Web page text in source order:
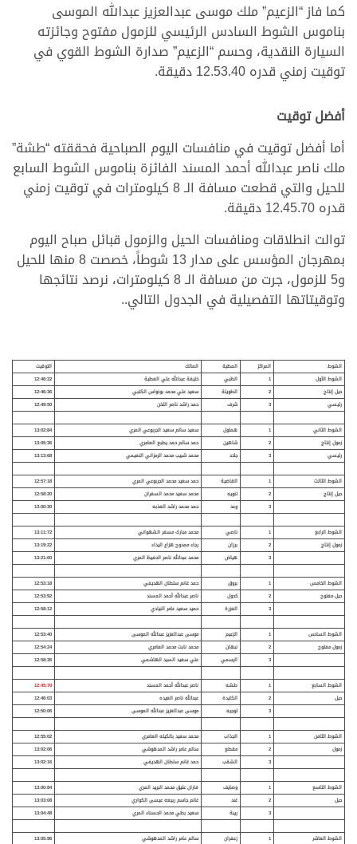
كما فاز “الزعيم” ملك موسى عبدالعزيز عبدالله الموسى
بناموس الشوط السادس الرئيسي للزمول مفتوح وجائزته
السيارة النقدية، وحسم “الزعيم” صدارة الشوط القوي في
توقيت زمني قدره 12.53.40 دقيقة.
أفضل توقيت
أما أفضل توقيت في منافسات اليوم الصباحية فحققته “طشة”
ملك ناصر عبدالله أحمد المسند الفائزة بناموس الشوط السابع
للحيل والتي قطعت مسافة الـ 8 كيلومترات في توقيت زمني
قدره 12.45.70 دقيقة.
توالت انطلاقات ومنافسات الحيل والزمول قبائل صباح اليوم
بمهرجان المؤسس على مدار 13 شوطاً، خصصت 8 منها للحيل
و5 للزمول، جرت من مسافة الـ 8 كيلومترات، نرصد نتائجها
وتوقيتاتها التفصيلية في الجدول التالي..
الشوط المراكز المطية المالك
التوقيت
الشوط الأول
1 الظبي خليفة عبدالله علي العطية
12:46:32
حيل إنتاج
2 الطويلة سعيد علي محمد بونواس الكتبي
12:46:36
رئيسي
3 شرف حمد راشد ناصر اللخن 12:49:50
الشوط الثاني 1 هملول سعيد سالم سعيد الجربوعي المري
13:02:84
زمول إنتاج
2 شاهين حمد سالم حمد يطبع العامري
13:05:36
رئيسي
3 جلاد محمد شبيب محمد الرمزاني النعيمي 13:13:68
الشوط الثالث 1 القاضية حمد سعيد محمد الجربوعي المري
12:57:18
حيل إنتاج
2 تنويه محمد سعيد محمد السفران
12:58:20
3
وعد حمد محمد راشد العذبه 13:00:30
الشوط الرابع 1 ناصي محمد مبارك مسفر الشهواني
13:11:72
زمول إنتاج
2 برزان رجاء ممدوح هزاع اليداء
13:19:22
3
هياض محمد عبدالله ناصر الحفيظ المري 13:21:00
الشوط الخامس 1 بروق حمد غانم سلطان الهديفي
12:53:18
حيل مفتوح
2 كحول ناصر عبدالله أحمد المسند
12:53:92
3
العزرة حميد سعيد عامر النيادي 12:58:12
الشوط السادس 1 الزعيم موسى عبدالعزيز عبدالله الموسى
12:53:40
زمول مفتوح
2 نبهان محمد نابت محمد العامري
12:54:24
3
الرسمي علي سعيد السيد الهاشمي 12:58:36
الشوط السابع 1 طشه ناصر عبدالله أحمد المسند
12:45:70
حيل
2 الكايدة عبدالله ناصر العيده
12:46:03
3
توجيه موسى عبدالعزيز عبدالله الموسى 12:50:06
الشوط الثامن 1 الجذاب محمد سعيد بالكيله العامري
12:55:02
زمول
2 مقطع سالم عامر راشد المدهوشي
13:02:06
3
الشقب حمد غانم سلطان الهديفي 13:02:16
الشوط التاسع 1 وصايف فاران عتيق محمد البريد المري
13:00:84
حيل
2 غند غانم جاسم ربيعه عيسى الكواري
13:03:08
3
ريبة سعيد بطي محمد الحسناء المري 13:04:48
الشوط العاشر 1 زعفران سالم عامر راشد المدهوشي
13:05:96